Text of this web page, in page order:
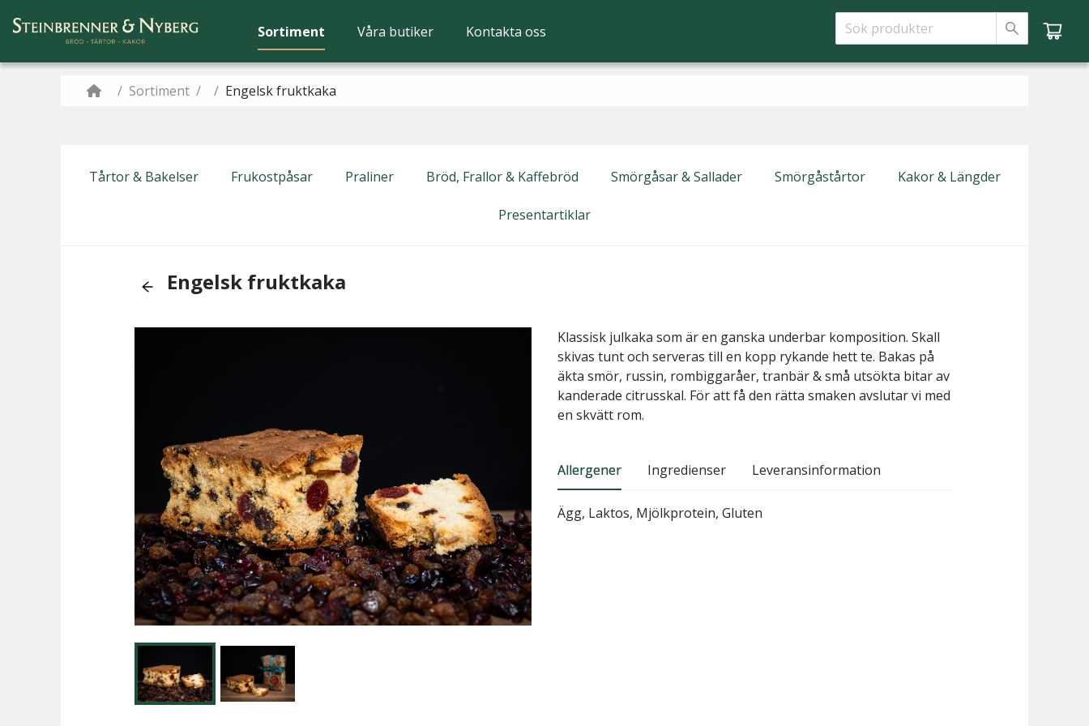
Sortiment Våra butiker Kontakta oss
/ Sortiment / / Engelsk fruktkaka
Tårtor & Bakelser Frukostpåsar Praliner Bröd, Frallor & Kaffebröd Smörgåsar & Sallader Smörgåstårtor Kakor & Längder
Presentartiklar
Engelsk fruktkaka
Klassisk julkaka som är en ganska underbar komposition. Skall
skivas tunt och serveras till en kopp rykande hett te. Bakas på
äkta smör, russin, rombiggaråer, tranbär & små utsökta bitar av
kanderade citrusskal. För att få den rätta smaken avslutar vi med
en skvätt rom.
Allergener Ingredienser Leveransinformation
Ägg, Laktos, Mjölkprotein, Gluten